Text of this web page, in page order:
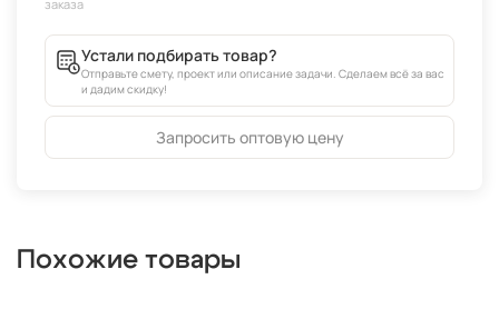
Устали подбирать товар?
Отправьте смету, проект или описание задачи. Сделаем всё за вас
и дадим скидку!
Запросить оптовую цену
Похожие товары